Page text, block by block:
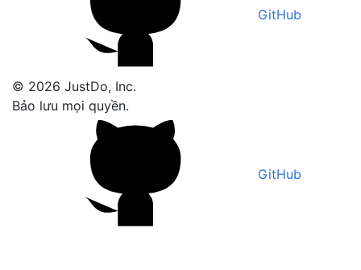
GitHub
© 2026 JustDo, Inc.
Bảo lưu mọi quyền.
GitHub